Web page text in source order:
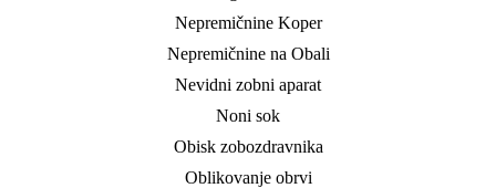
Nepremičnine Koper
Nepremičnine na Obali
Nevidni zobni aparat
Noni sok
Obisk zobozdravnika
Oblikovanje obrvi